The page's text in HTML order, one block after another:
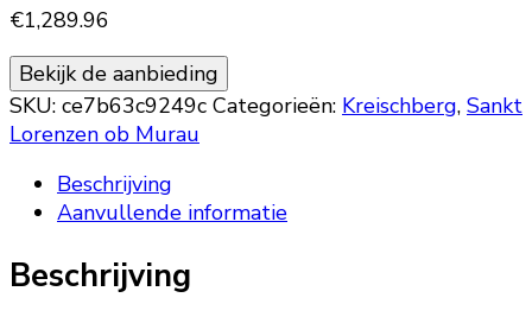
€1,289.96
Bekijk de aanbieding
SKU: ce7b63c9249c Categorieën: Kreischberg, Sankt
Lorenzen ob Murau
Beschrijving
Aanvullende informatie
Beschrijving